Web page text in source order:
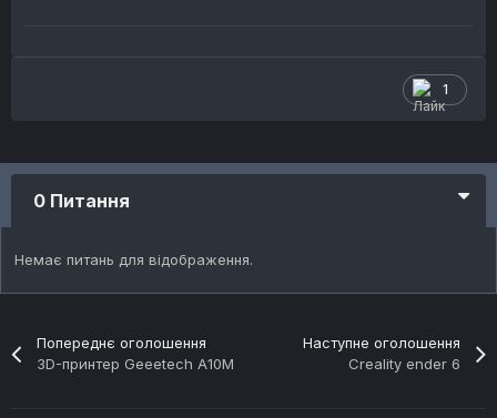
1
0 Питання
Немає питань для відображення.
Попереднє оголошення
3D-принтер Geeetech A10M
Наступне оголошення
Creality ender 6